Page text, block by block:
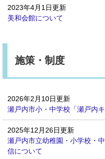
2023年4月1日更新
美和会館について
施策・制度
2026年2月10日更新
瀬戸内市小・中学校「瀬戸内
2025年12月26日更新
瀬戸内市立幼稚園・小学校・
信について